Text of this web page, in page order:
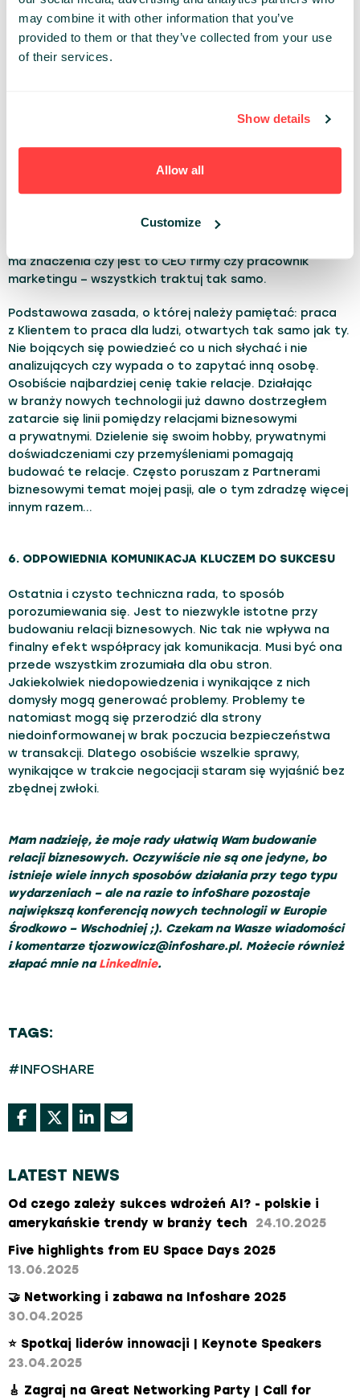
may combine it with other information that you’ve
provided to them or that they’ve collected from your use
of their services.
Show details
Allow all
Customize
lubimy przenosić nasze relacje w sferę online, dającej
nam możliwość szybkiej komunikacji. Ale czy na pewno?
Bez spotkania twarzą w twarz i szczerej rozmowy
Dzięki zbudowanym relacjom i mojej otwartości na ludzi,
Może wspólna kawa? Wasi Klienci to również ludzie
ma znaczenia czy jest to CEO firmy czy pracownik
marketingu – wszystkich traktuj tak samo.
Podstawowa zasada, o której należy pamiętać: praca
z Klientem to praca dla ludzi, otwartych tak samo jak ty.
Nie bojących się powiedzieć co u nich słychać i nie
analizujących czy wypada o to zapytać inną osobę.
Osobiście najbardziej cenię takie relacje. Działając
w branży nowych technologii już dawno dostrzegłem
zatarcie się linii pomiędzy relacjami biznesowymi
a prywatnymi. Dzielenie się swoim hobby, prywatnymi
doświadczeniami czy przemyśleniami pomagają
budować te relacje. Często poruszam z Partnerami
biznesowymi temat mojej pasji, ale o tym zdradzę więcej
innym razem…
6. ODPOWIEDNIA KOMUNIKACJA KLUCZEM DO SUKCESU
Ostatnia i czysto techniczna rada, to sposób
porozumiewania się. Jest to niezwykle istotne przy
budowaniu relacji biznesowych. Nic tak nie wpływa na
finalny efekt współpracy jak komunikacja. Musi być ona
przede wszystkim zrozumiała dla obu stron.
Jakiekolwiek niedopowiedzenia i wynikające z nich
domysły mogą generować problemy. Problemy te
natomiast mogą się przerodzić dla strony
niedoinformowanej w brak poczucia bezpieczeństwa
w transakcji. Dlatego osobiście wszelkie sprawy,
wynikające w trakcie negocjacji staram się wyjaśnić bez
zbędnej zwłoki.
Mam nadzieję, że moje rady ułatwią Wam budowanie
relacji biznesowych. Oczywiście nie są one jedyne, bo
istnieje wiele innych sposobów działania przy tego typu
wydarzeniach – ale na razie to infoShare pozostaje
największą konferencją nowych technologii w Europie
Środkowo – Wschodniej ;). Czekam na Wasze wiadomości
i komentarze tjozwowicz@infoshare.pl. Możecie również
złapać mnie naLinkedInie.
TAGS:
#INFOSHARE
LATEST NEWS
Od czego zależy sukces wdrożeń AI? - polskie i
amerykańskie trendy w branży tech 24.10.2025
Five highlights from EU Space Days 2025
13.06.2025
🤝 Networking i zabawa na Infoshare 2025
30.04.2025
⭐ Spotkaj liderów innowacji | Keynote Speakers
23.04.2025
🎸 Zagraj na Great Networking Party | Call for